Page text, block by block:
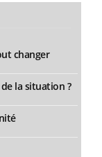
changer
la situation ?